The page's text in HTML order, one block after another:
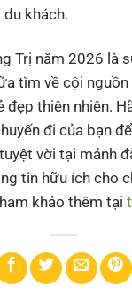
khách.
Trị năm 2026 là
tìm về cội
đẹp thiên nhiên.
đi của bạn
vời tại mảnh
tin hữu ích cho
khảo thêm tại